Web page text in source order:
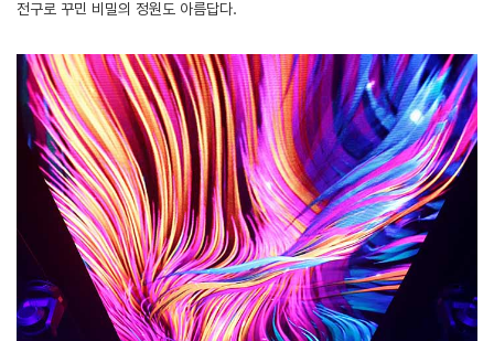
전구로 꾸민 비밀의 정원도 아름답다.